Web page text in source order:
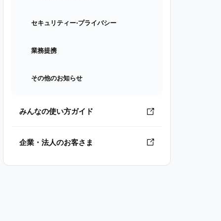
セキュリティー⋅プライバシー
業務提携
その他のお知らせ
みんなの使い方ガイド
企業・法人のお客さま